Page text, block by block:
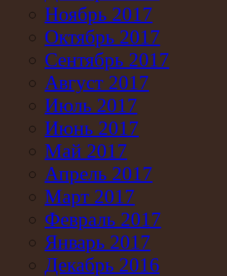
Ноябрь 2017
Октябрь 2017
Сентябрь 2017
Август 2017
Июль 2017
Июнь 2017
Май 2017
Апрель 2017
Март 2017
Февраль 2017
Январь 2017
Декабрь 2016